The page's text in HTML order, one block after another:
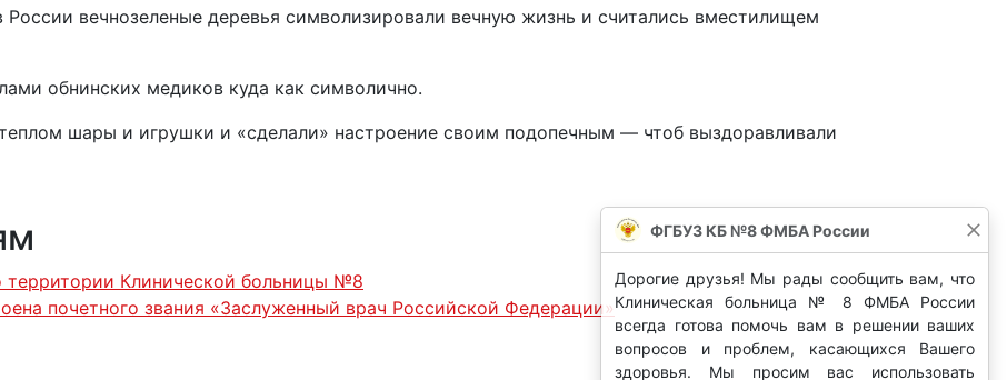
вечнозеленые деревья символизировали вечную жизнь и считались вместилищем
обнинских медиков куда как символично.
шары и игрушки и «сделали» настроение своим подопечным — чтоб выздоравливали
территории Клинической больницы №8
почетного звания «Заслуженный врач Российской Федерации»
ФГБУЗ КБ №8 ФМБА России
Дорогие друзья! Мы рады сообщить вам, что
Клиническая больница № 8 ФМБА России
всегда готова помочь вам в решении ваших
вопросов и проблем, касающихся Вашего
здоровья. Мы просим вас использовать